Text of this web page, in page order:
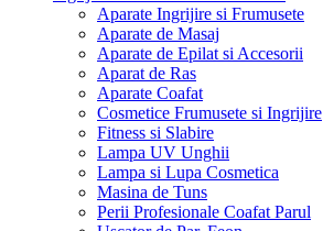
Aparate Ingrijire si Frumusete
Aparate de Masaj
Aparate de Epilat si Accesorii
Aparat de Ras
Aparate Coafat
Cosmetice Frumusete si Ingrijire
Fitness si Slabire
Lampa UV Unghii
Lampa si Lupa Cosmetica
Masina de Tuns
Perii Profesionale Coafat Parul